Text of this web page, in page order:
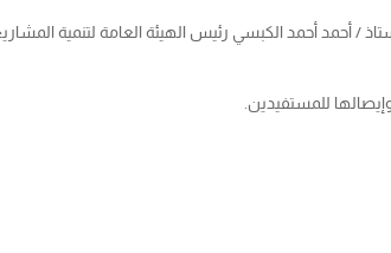
/ أحمد أحمد الكبسي رئيس الهيئة العامة لتنمية
للمستفيدين.